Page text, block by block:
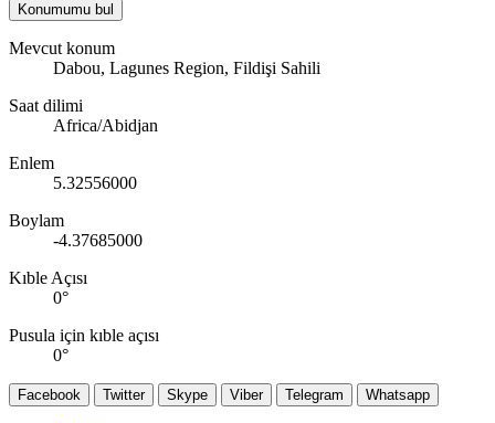
Konumumu bul
Mevcut konum
Dabou, Lagunes Region, Fildişi Sahili
Saat dilimi
Africa/Abidjan
Enlem
5.32556000
Boylam
-4.37685000
Kıble Açısı
0°
Pusula için kıble açısı
0°
Facebook Twitter Skype Viber Telegram Whatsapp